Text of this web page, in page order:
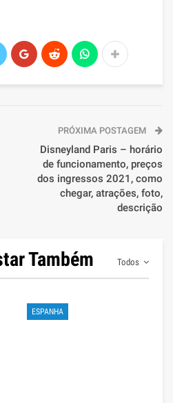
PRÓXIMA POSTAGEM
Disneyland Paris – horário
de funcionamento, preços
dos ingressos 2021, como
chegar, atrações, foto,
descrição
Todos
Também
ESPANHA